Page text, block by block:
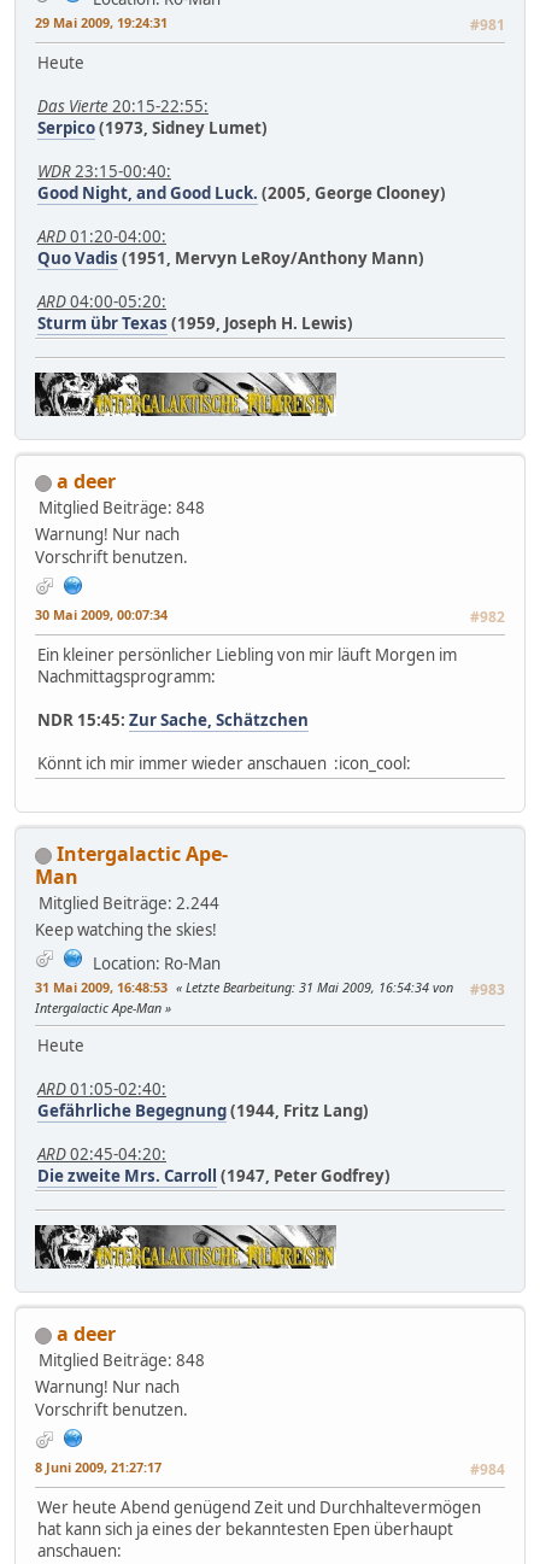
29 Mai 2009, 19:24:31 #981
Heute
Das Vierte20:15-22:55:
Serpico(1973, Sidney Lumet)
WDR23:15-00:40:
Good Night, and Good Luck. (2005, George Clooney)
ARD01:20-04:00:
Quo Vadis (1951, Mervyn LeRoy/Anthony Mann)
ARD04:00-05:20:
Sturm übr Texas (1959, Joseph H. Lewis)
a deer
Mitglied Beiträge: 848
Warnung! Nur nach
Vorschrift benutzen.
30 Mai 2009, 00:07:34 #982
Ein kleiner persönlicher Liebling von mir läuft Morgen im
Nachmittagsprogramm:
NDR 15:45: Zur Sache, Schätzchen
Könnt ich mir immer wieder anschauen :icon_cool:
Intergalactic Ape-
Man
Mitglied Beiträge: 2.244
Keep watching the skies!
Location: Ro-Man
31 Mai 2009, 16:48:53 #983
Letzte Bearbeitung: 31 Mai 2009, 16:54:34 von
Intergalactic Ape-Man
Heute
ARD01:05-02:40:
Gefährliche Begegnung(1944, Fritz Lang)
ARD02:45-04:20:
Die zweite Mrs. Carroll (1947, Peter Godfrey)
a deer
Mitglied Beiträge: 848
Warnung! Nur nach
Vorschrift benutzen.
8 Juni 2009, 21:27:17 #984
Wer heute Abend genügend Zeit und Durchhaltevermögen
hat kann sich ja eines der bekanntesten Epen überhaupt
anschauen: